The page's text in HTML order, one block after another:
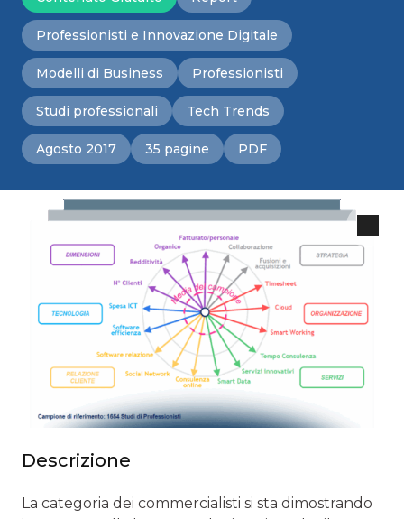
Professionisti e Innovazione Digitale
Modelli di Business Professionisti
Studi professionali Tech Trends
Agosto 2017 35 pagine PDF
Descrizione
La categoria dei commercialisti si sta dimostrando